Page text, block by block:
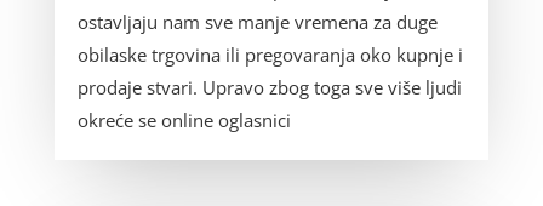
ostavljaju nam sve manje vremena za duge
obilaske trgovina ili pregovaranja oko kupnje i
prodaje stvari. Upravo zbog toga sve više ljudi
okreće se online oglasnici